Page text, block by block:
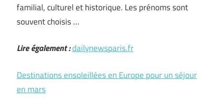
familial, culturel et historique. Les prénoms sont
souvent choisis …
Lire également :dailynewsparis.fr
Destinations ensoleillées en Europe pour un séjour
en mars